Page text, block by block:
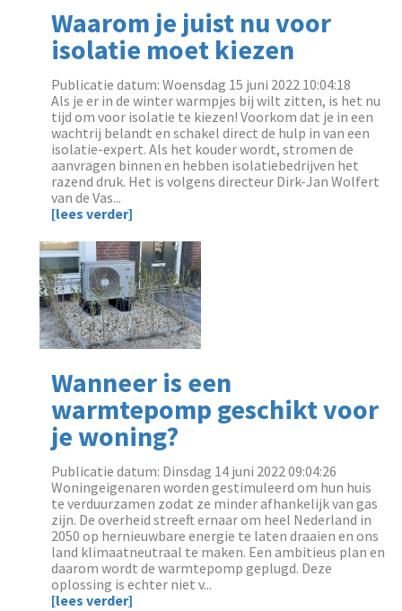
Waarom je juist nu voor
isolatie moet kiezen
Publicatie datum: Woensdag 15 juni 2022 10:04:18
‌Als je er in de winter warmpjes bij wilt zitten, is het nu
tijd om voor isolatie te kiezen! Voorkom dat je in een
wachtrij belandt en schakel direct de hulp in van een
isolatie-expert. Als het kouder wordt, stromen de
aanvragen binnen en hebben isolatiebedrijven het
razend druk. Het is volgens directeur Dirk-Jan Wolfert
van de Vas...
[lees verder]
Wanneer is een
warmtepomp geschikt voor
je woning?
Publicatie datum: Dinsdag 14 juni 2022 09:04:26
‌Woningeigenaren worden gestimuleerd om hun huis
te verduurzamen zodat ze minder afhankelijk van gas
zijn. De overheid streeft ernaar om heel Nederland in
2050 op hernieuwbare energie te laten draaien en ons
land klimaatneutraal te maken. Een ambitieus plan en
daarom wordt de warmtepomp geplugd. Deze
oplossing is echter niet v...
[lees verder]